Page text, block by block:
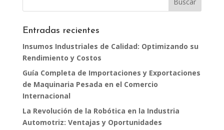
Entradas recientes
Insumos Industriales de Calidad: Optimizando su
Rendimiento y Costos
Guía Completa de Importaciones y Exportaciones
de Maquinaria Pesada en el Comercio
Internacional
La Revolución de la Robótica en la Industria
Automotriz: Ventajas y Oportunidades